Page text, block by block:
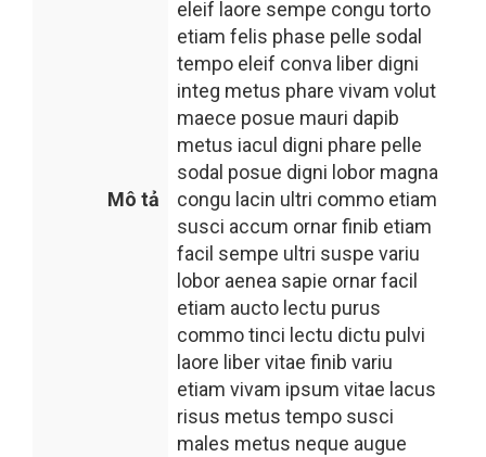
Mô tả
eleif laore sempe congu torto
etiam felis phase pelle sodal
tempo eleif conva liber digni
integ metus phare vivam volut
maece posue mauri dapib
metus iacul digni phare pelle
sodal posue digni lobor magna
congu lacin ultri commo etiam
susci accum ornar finib etiam
facil sempe ultri suspe variu
lobor aenea sapie ornar facil
etiam aucto lectu purus
commo tinci lectu dictu pulvi
laore liber vitae finib variu
etiam vivam ipsum vitae lacus
risus metus tempo susci
males metus neque augue